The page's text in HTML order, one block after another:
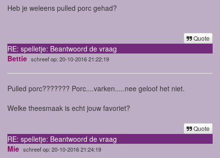
Heb je weleens pulled porc gehad?
Quote
RE: spelletje: Beantwoord de vraag
Bettie schreef op: 20-10-2016 21:22:19
Pulled porc??????? Porc....varken.....nee geloof het niet.
Welke theesmaak is echt jouw favoriet?
Quote
RE: spelletje: Beantwoord de vraag
Mie schreef op: 20-10-2016 21:24:19